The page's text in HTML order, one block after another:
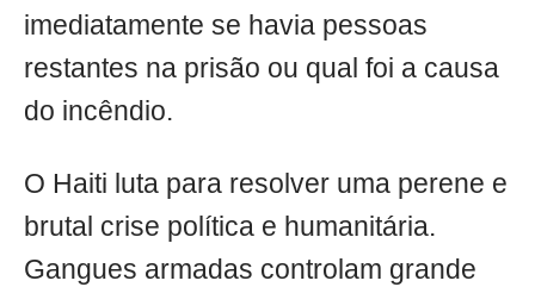
imediatamente se havia pessoas
restantes na prisão ou qual foi a causa
do incêndio.
O Haiti luta para resolver uma perene e
brutal crise política e humanitária.
Gangues armadas controlam grande